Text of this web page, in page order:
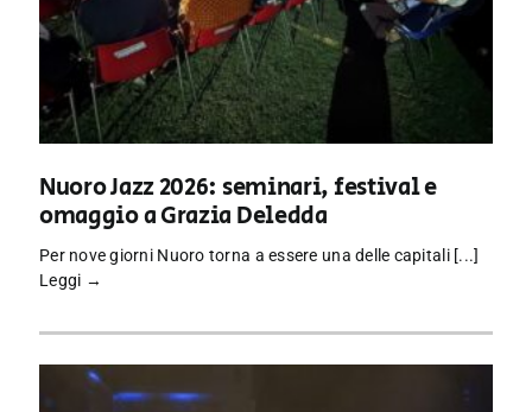
Nuoro Jazz 2026: seminari, festival e
omaggio a Grazia Deledda
Per nove giorni Nuoro torna a essere una delle capitali [...]
Leggi →